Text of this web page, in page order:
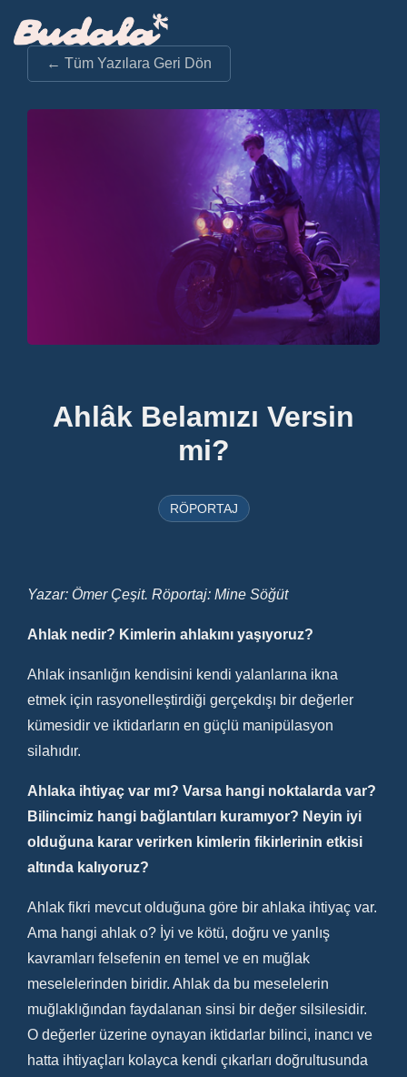
← Tüm Yazılara Geri Dön
Ahlâk Belamızı Versin
mi?
RÖPORTAJ
Yazar: Ömer Çeşit. Röportaj: Mine Söğüt
Ahlak nedir? Kimlerin ahlakını yaşıyoruz?
Ahlak insanlığın kendisini kendi yalanlarına ikna
etmek için rasyonelleştirdiği gerçekdışı bir değerler
kümesidir ve iktidarların en güçlü manipülasyon
silahıdır.
Ahlaka ihtiyaç var mı? Varsa hangi noktalarda var?
Bilincimiz hangi bağlantıları kuramıyor? Neyin iyi
olduğuna karar verirken kimlerin fikirlerinin etkisi
altında kalıyoruz?
Ahlak fikri mevcut olduğuna göre bir ahlaka ihtiyaç var.
Ama hangi ahlak o? İyi ve kötü, doğru ve yanlış
kavramları felsefenin en temel ve en muğlak
meselelerinden biridir. Ahlak da bu meselelerin
muğlaklığından faydalanan sinsi bir değer silsilesidir.
O değerler üzerine oynayan iktidarlar bilinci, inancı ve
hatta ihtiyaçları kolayca kendi çıkarları doğrultusunda